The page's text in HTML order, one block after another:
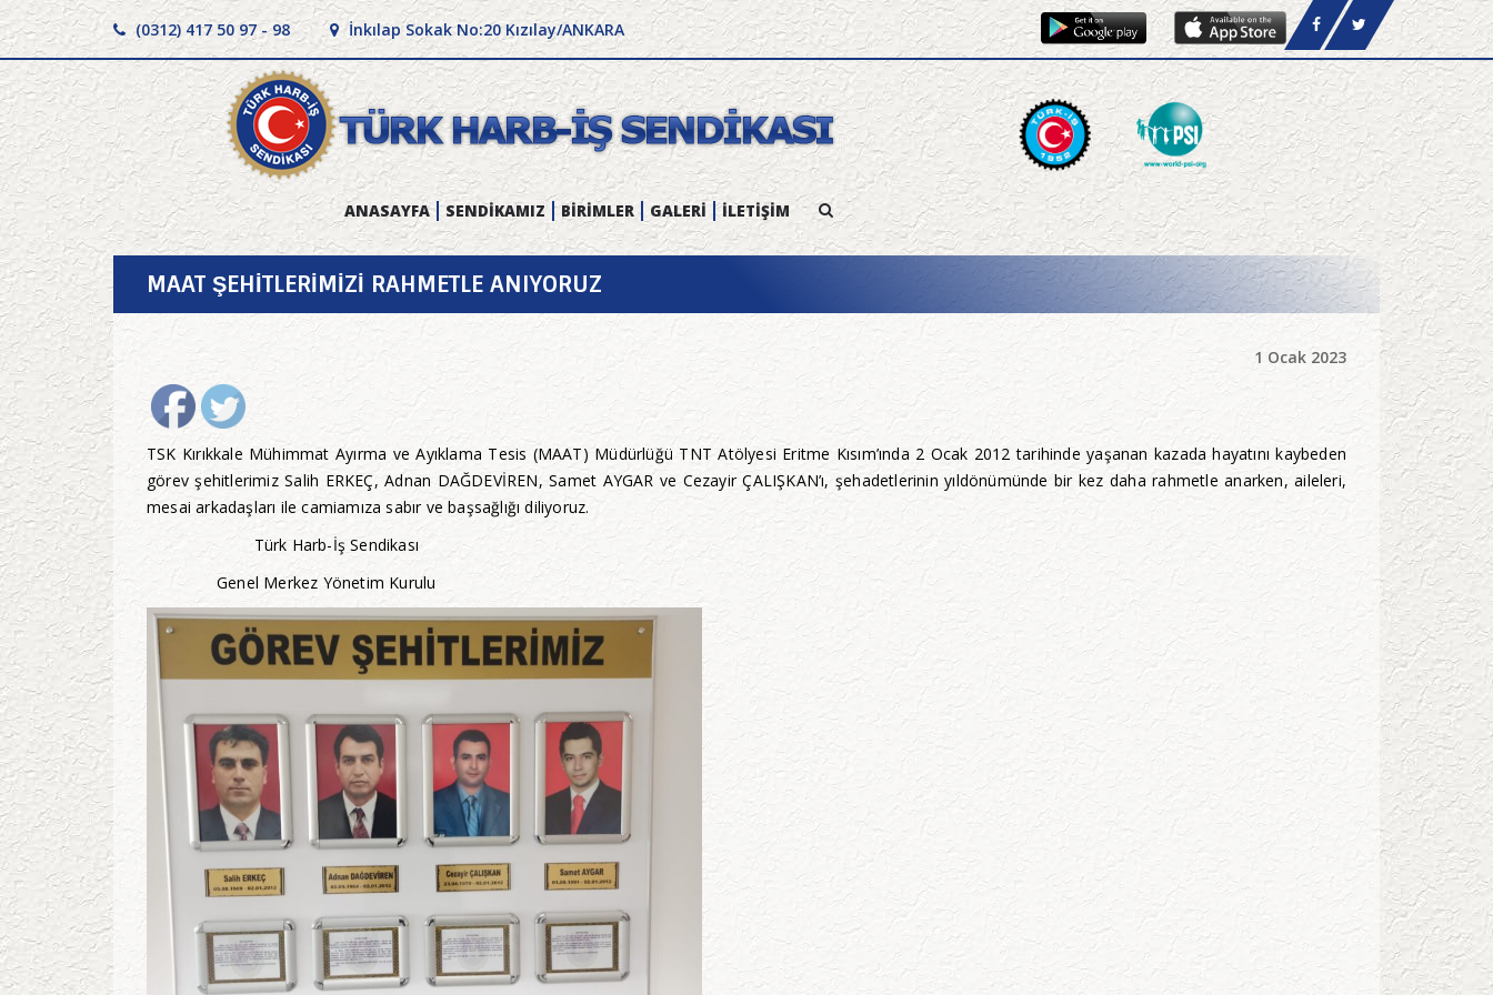
(0312) 417 50 97 - 98 İnkılap Sokak No:20 Kızılay/ANKARA
ANASAYFA SENDİKAMIZ BİRİMLER GALERİ İLETİŞİM
MAAT ŞEHİTLERİMİZİ RAHMETLE ANIYORUZ
1 Ocak 2023
TSK Kırıkkale Mühimmat Ayırma ve Ayıklama Tesis (MAAT) Müdürlüğü TNT Atölyesi Eritme Kısım’ında 2 Ocak 2012 tarihinde yaşanan kazada hayatını kaybeden
görev şehitlerimiz Salih ERKEÇ, Adnan DAĞDEVİREN, Samet AYGAR ve Cezayir ÇALIŞKAN’ı, şehadetlerinin yıldönümünde bir kez daha rahmetle anarken, aileleri,
mesai arkadaşları ile camiamıza sabır ve başsağlığı diliyoruz.
Türk Harb-İş Sendikası
Genel Merkez Yönetim Kurulu